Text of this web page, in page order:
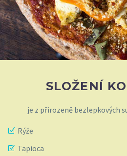
SLOŽENÍ
je z přirozeně bezlepkových
Rýže
Tapioca